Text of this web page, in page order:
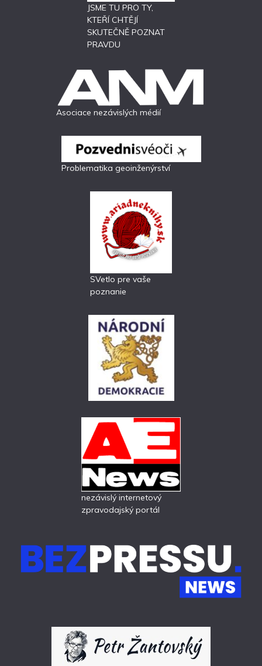
JSME TU PRO TY,
KTEŘÍ CHTĚJÍ
SKUTEČNĚ POZNAT
PRAVDU
Asociace nezávislých médií
Problematika geoinženýrství
SVetlo pre vaše
poznanie
nezávislý internetový
zpravodajský portál